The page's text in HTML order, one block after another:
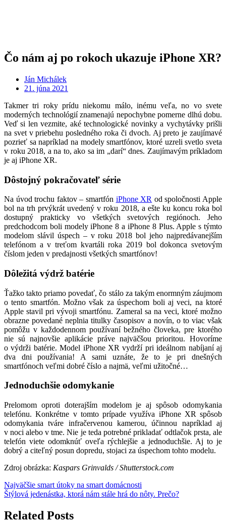
Čo nám aj po rokoch ukazuje iPhone XR?
Ján Michálek
21. júna 2021
Takmer tri roky prídu niekomu málo, inému veľa, no vo svete
moderných technológií znamenajú nepochybne pomerne dlhú dobu.
Veď si len vezmite, aké technologické novinky a vychytávky prišli
na svet v priebehu posledného roka či dvoch. Aj preto je zaujímavé
pozrieť sa napríklad na modely smartfónov, ktoré uzreli svetlo sveta
v roku 2018, a na to, ako sa im „darí“ dnes. Zaujímavým príkladom
je aj iPhone XR.
Dôstojný pokračovateľ série
Na úvod trochu faktov – smartfón iPhone XR od spoločnosti Apple
bol na trh prvýkrát uvedený v roku 2018, a ešte ku koncu roka bol
dostupný prakticky vo všetkých svetových regiónoch. Jeho
predchodcom boli modely iPhone 8 a iPhone 8 Plus. Apple s týmto
modelom slávil úspech – v roku 2018 bol jeho najpredávanejším
telefónom a v treťom kvartáli roka 2019 bol dokonca svetovým
číslom jeden v predajnosti všetkých smartfónov!
Dôležitá výdrž batérie
Ťažko takto priamo povedať, čo stálo za takým enormným záujmom
o tento smartfón. Možno však za úspechom boli aj veci, na ktoré
Apple stavil pri vývoji smartfónu. Zameral sa na veci, ktoré možno
obrazne povedané neplnia titulky časopisov a novín, o to viac však
pomôžu v každodennom používaní bežného človeka, pre ktorého
nie sú najnovšie aplikácie práve najväčšou prioritou. Hovoríme
o výdrži batérie. Model iPhone XR vydrží pri ideálnom nabíjaní aj
dva dni používania! A sami uznáte, že to je pri dnešných
smartfónoch veľmi dobré číslo a najmä, veľmi užitočné…
Jednoduchšie odomykanie
Prelomom oproti doterajším modelom je aj spôsob odomykania
telefónu. Konkrétne v tomto prípade využíva iPhone XR spôsob
odomykania tváre infračervenou kamerou, účinnou napríklad aj
v noci alebo v tme. Nie je teda potrebné prikladať odtlačok prsta, ale
telefón viete odomknúť oveľa rýchlejšie a jednoduchšie. Aj to je
dobrý a citeľný posun dopredu, stojaci za úspechom tohto modelu.
Zdroj obrázka: Kaspars Grinvalds / Shutterstock.com
Navigácia
v
článku
Najväčšie smart útoky na smart domácnosti
Štýlová jedenástka, ktorá nám stále hrá do nôty. Prečo?
Related Posts